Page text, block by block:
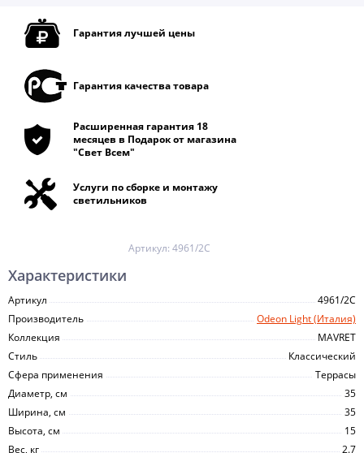
Гарантия лучшей цены
Гарантия качества товара
Расширенная гарантия 18
месяцев в Подарок от магазина
"Свет Всем"
Услуги по сборке и монтажу
светильников
Артикул: 4961/2C
Характеристики
Артикул
4961/2C
Производитель
Odeon Light (Италия)
Коллекция
MAVRET
Стиль
Классический
Сфера применения
Террасы
Диаметр, см
35
Ширина, см
35
Высота, см
15
Вес, кг
2.7